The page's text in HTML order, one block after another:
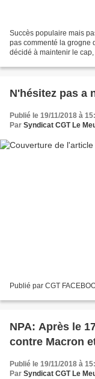
Succès populaire mais
pas commenté la grogne
décidé à maintenir le
N'hésitez pas a
Publié le 19/11/2018 à
Par Syndicat CGT Le
Publié par CGT
NPA: Après le
contre Macron
Publié le 19/11/2018 à
Par Syndicat CGT Le